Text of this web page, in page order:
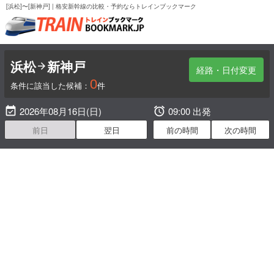
[浜松]〜[新神戸] | 格安新幹線の比較・予約ならトレインブックマーク
経路・日付変更
浜松 新神戸
条件に該当した候補： 0件
 2026年08月16日(日)
前日 翌日
 09:00 出発
前の時間 次の時間